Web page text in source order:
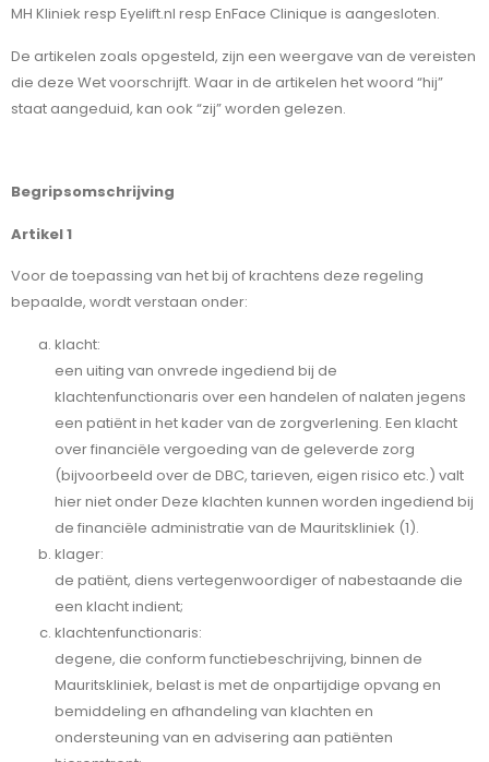
MH Kliniek resp Eyelift.nl resp EnFace Clinique is aangesloten.
De artikelen zoals opgesteld, zijn een weergave van de vereisten
die deze Wet voorschrijft. Waar in de artikelen het woord “hij”
staat aangeduid, kan ook “zij” worden gelezen.
Begripsomschrijving
Artikel 1
Voor de toepassing van het bij of krachtens deze regeling
bepaalde, wordt verstaan onder:
klacht:
een uiting van onvrede ingediend bij de
klachtenfunctionaris over een handelen of nalaten jegens
een patiënt in het kader van de zorgverlening. Een klacht
over financiële vergoeding van de geleverde zorg
(bijvoorbeeld over de DBC, tarieven, eigen risico etc.) valt
hier niet onder Deze klachten kunnen worden ingediend bij
de financiële administratie van de Mauritskliniek (1).
klager:
de patiënt, diens vertegenwoordiger of nabestaande die
een klacht indient;
klachtenfunctionaris:
degene, die conform functiebeschrijving, binnen de
Mauritskliniek, belast is met de onpartijdige opvang en
bemiddeling en afhandeling van klachten en
ondersteuning van en advisering aan patiënten